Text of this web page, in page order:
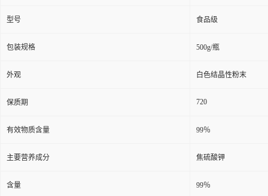
型号 食品级
包装规格 500g/瓶
外观 白色结晶性粉末
保质期 720
有效物质含量 99％
主要营养成分 焦硫酸钾
含量 99％